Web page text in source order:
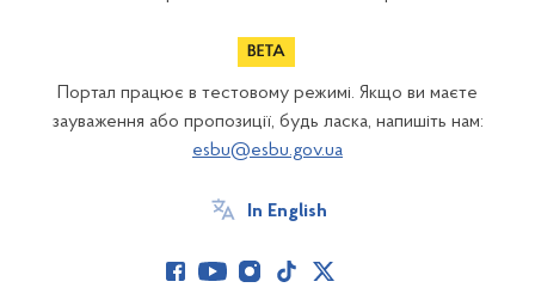
Портал працює в тестовому режимі. Якщо ви маєте
зауваження або пропозиції, будь ласка, напишіть нам:
esbu@esbu.gov.ua
In English